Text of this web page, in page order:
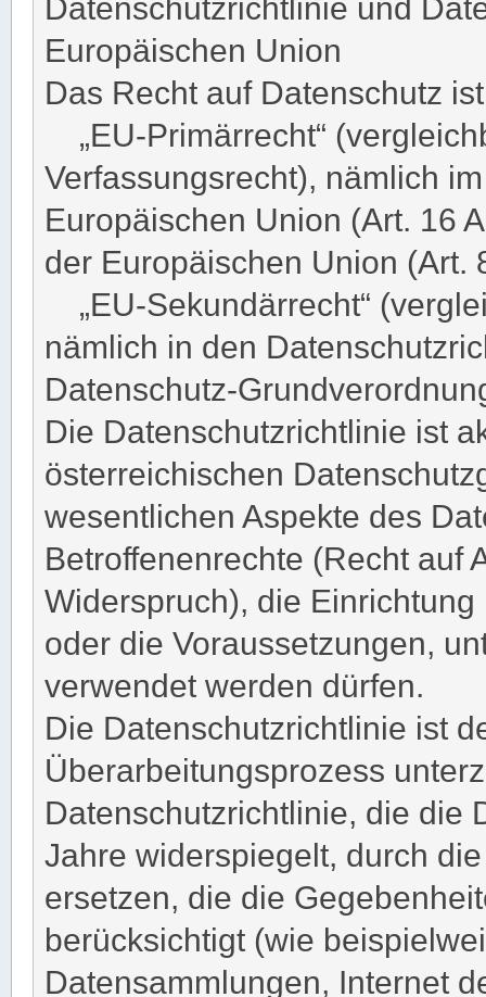
Europäischen Union
Das Recht auf Datenschutz
„EU-Primärrecht“
Verfassungsrecht), nämlich
Europäischen Union (Art. 16
der Europäischen Union (Art.
„EU-Sekundärrecht“
nämlich in den
Datenschutz-
Die Datenschutzrichtlinie ist
österreichischen
wesentlichen Aspekte des
Betroffenenrechte (Recht auf
Widerspruch), die
oder die Voraussetzungen,
verwendet werden dürfen.
Die Datenschutzrichtlinie ist
Überarbeitungsprozess
Datenschutzrichtlinie, die die
Jahre widerspiegelt, durch
ersetzen, die die
berücksichtigt (wie
Datensammlungen, Internet